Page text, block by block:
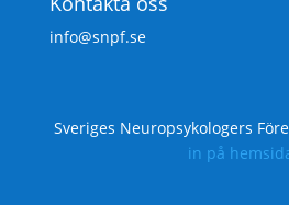
info@snpf.se
Sveriges Neuropsykologers
in på